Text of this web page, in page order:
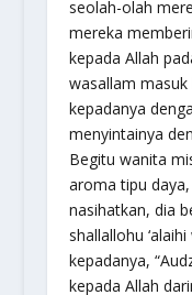
seolah-olah
mereka
kepada Allah
wasallam masuk
kepadanya
menyintainya
Begitu wanita
aroma tipu
nasihatkan, dia
shallallohu
kepadanya, “
kepada Allah